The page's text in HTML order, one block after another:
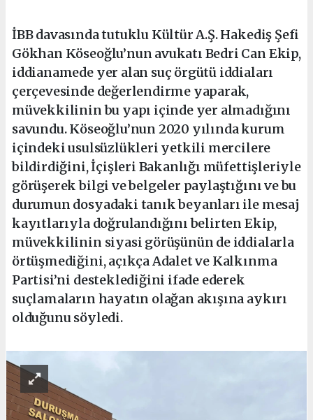
İBB davasında tutuklu Kültür A.Ş. Hakediş Şefi
Gökhan Köseoğlu’nun avukatı Bedri Can Ekip,
iddianamede yer alan suç örgütü iddiaları
çerçevesinde değerlendirme yaparak,
müvekkilinin bu yapı içinde yer almadığını
savundu. Köseoğlu’nun 2020 yılında kurum
içindeki usulsüzlükleri yetkili mercilere
bildirdiğini, İçişleri Bakanlığı müfettişleriyle
görüşerek bilgi ve belgeler paylaştığını ve bu
durumun dosyadaki tanık beyanları ile mesaj
kayıtlarıyla doğrulandığını belirten Ekip,
müvekkilinin siyasi görüşünün de iddialarla
örtüşmediğini, açıkça Adalet ve Kalkınma
Partisi’ni desteklediğini ifade ederek
suçlamaların hayatın olağan akışına aykırı
olduğunu söyledi.